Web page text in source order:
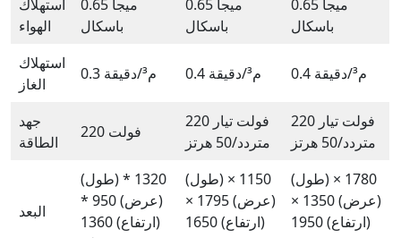
استهلاك
الهواء
0.65 ميجا
باسكال
0.65 ميجا
باسكال
0.65 ميجا
باسكال
استهلاك
الغاز
0.3 م³/دقيقة 0.4 م³/دقيقة 0.4 م³/دقيقة
جهد
الطاقة
220 فولت
220 فولت تيار
متردد/50 هرتز
220 فولت تيار
متردد/50 هرتز
البعد
(طول) 1320 *
(عرض) 950 *
(ارتفاع) 1360
(طول) 1150 ×
(عرض) 1795 ×
(ارتفاع) 1650
(طول) 1780 ×
(عرض) 1350 ×
(ارتفاع) 1950